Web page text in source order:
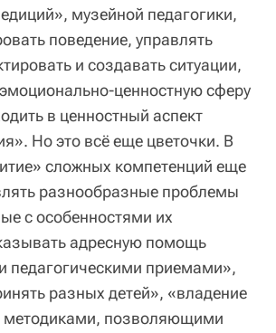
музейной педагогики,
поведение, управлять
и создавать ситуации,
ценностную сферу
в ценностный аспект
Но это всё еще цветочки. В
сложных компетенций еще
разнообразные проблемы
с особенностями их
адресную помощь
педагогическими приемами»,
разных детей», «владение
методиками, позволяющими